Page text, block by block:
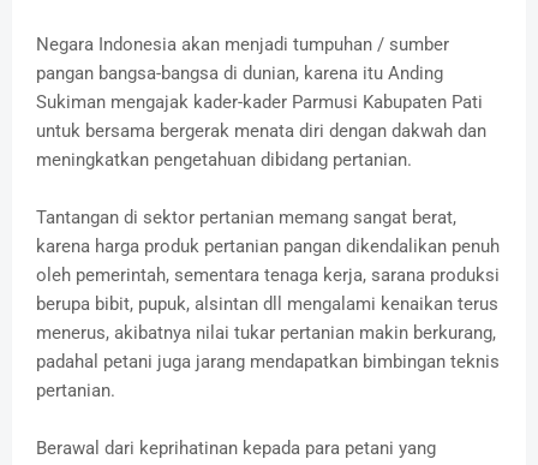
Negara Indonesia akan menjadi tumpuhan / sumber
pangan bangsa-bangsa di dunian, karena itu Anding
Sukiman mengajak kader-kader Parmusi Kabupaten Pati
untuk bersama bergerak menata diri dengan dakwah dan
meningkatkan pengetahuan dibidang pertanian.
Tantangan di sektor pertanian memang sangat berat,
karena harga produk pertanian pangan dikendalikan penuh
oleh pemerintah, sementara tenaga kerja, sarana produksi
berupa bibit, pupuk, alsintan dll mengalami kenaikan terus
menerus, akibatnya nilai tukar pertanian makin berkurang,
padahal petani juga jarang mendapatkan bimbingan teknis
pertanian.
Berawal dari keprihatinan kepada para petani yang